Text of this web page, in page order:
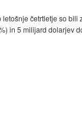
četrtletje so bili
in 5 milijard dolarjev